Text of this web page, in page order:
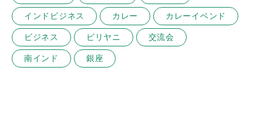
インドビジネス カレー カレーイベンド
ビジネス ビリヤニ 交流会
南インド 銀座